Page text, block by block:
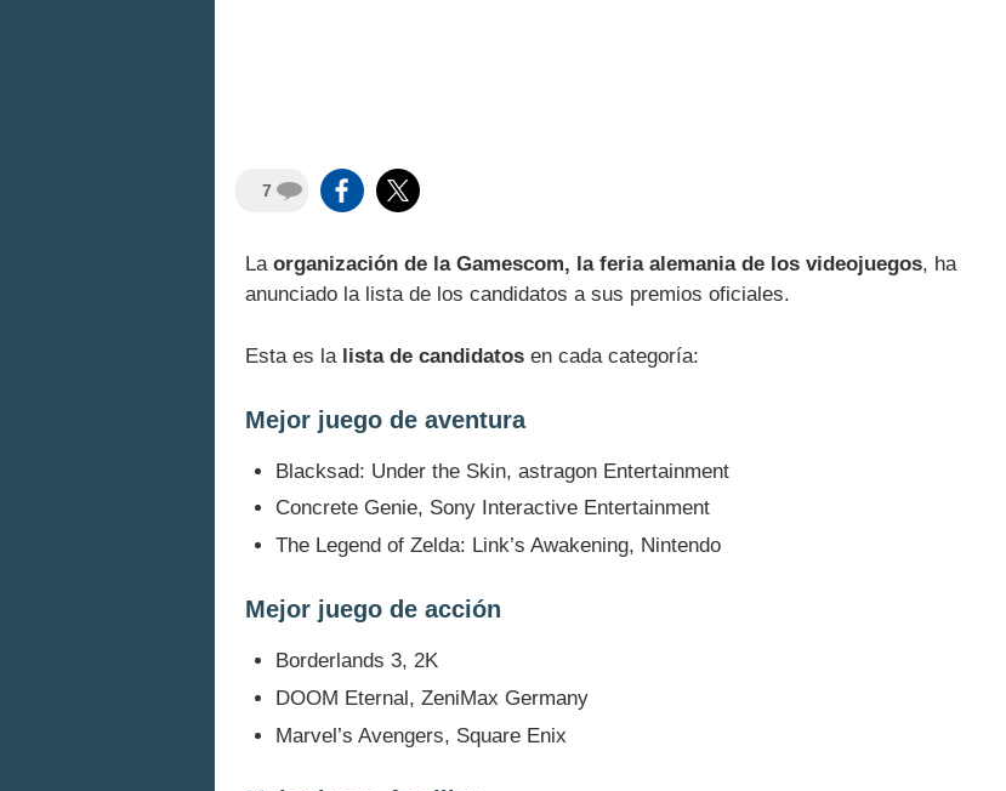
7
La organización de la Gamescom, la feria alemania de los videojuegos, ha
anunciado la lista de los candidatos a sus premios oficiales.
Esta es la lista de candidatos en cada categoría:
Mejor juego de aventura
Blacksad: Under the Skin, astragon Entertainment
Concrete Genie, Sony Interactive Entertainment
The Legend of Zelda: Link’s Awakening, Nintendo
Mejor juego de acción
Borderlands 3, 2K
DOOM Eternal, ZeniMax Germany
Marvel’s Avengers, Square Enix